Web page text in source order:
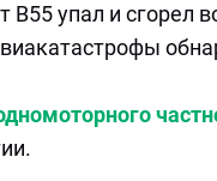
упал и сгорел